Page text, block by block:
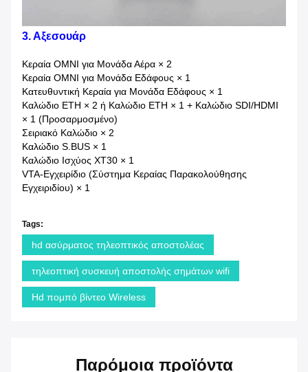
3. Αξεσουάρ
Κεραία OMNI για Μονάδα Αέρα × 2
Κεραία OMNI για Μονάδα Εδάφους × 1
Κατευθυντική Κεραία για Μονάδα Εδάφους × 1
Καλώδιο ETH × 2 ή Καλώδιο ETH × 1 + Καλώδιο SDI/HDMI
× 1 (Προσαρμοσμένο)
Σειριακό Καλώδιο × 2
Καλώδιο S.BUS × 1
Καλώδιο Ισχύος XT30 × 1
VTA-Εγχειρίδιο (Σύστημα Κεραίας Παρακολούθησης
Εγχειριδίου) × 1
Tags:
hd ασύρματος τηλεοπτικός αποστολέας
τηλεοπτική συσκευή αποστολής σημάτων wifi
Hd πομπό βίντεο Wireless
Παρόμοια προϊόντα